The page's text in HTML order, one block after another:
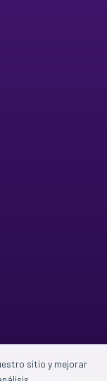
sitio y mejorar